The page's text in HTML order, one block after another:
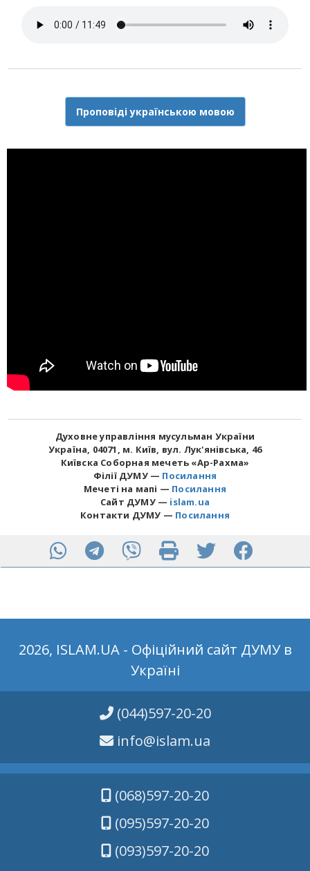
Проповіді українською мовою
Духовне управління мусульман України
Україна, 04071, м. Київ, вул. Лук'янівська, 46
Київска Соборная мечеть «Ар-Рахма»
Філії ДУМУ — Посилання
Мечеті на мапі — Посилання
Сайт ДУМУ — islam.ua
Контакти ДУМУ — Посилання
2026, ISLAM.UA - Офіційний сайт ДУМУ в
Україні
(044)597-20-20
info@islam.ua
(068)597-20-20
(095)597-20-20
(093)597-20-20